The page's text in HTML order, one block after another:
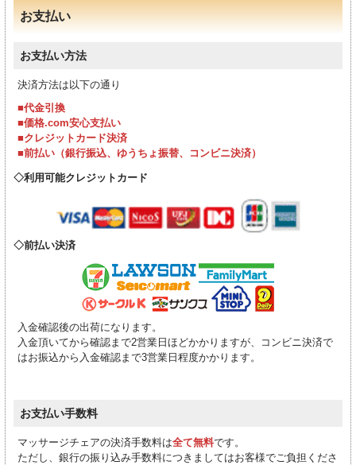
お支払い
お支払い方法
決済方法は以下の通り
■代金引換
■価格.com安心支払い
■クレジットカード決済
■前払い（銀行振込、ゆうちょ振替、コンビニ決済）
利用可能クレジットカード
前払い決済
入金確認後の出荷になります。
入金頂いてから確認まで2営業日ほどかかりますが、コンビニ決済で
はお振込から入金確認まで3営業日程度かかります。
お支払い手数料
マッサージチェアの決済手数料は全て無料です。
ただし、銀行の振り込み手数料につきましてはお客様でご負担くださ